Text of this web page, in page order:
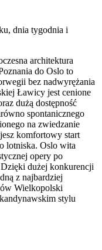
dnia tygodnia i
architektura
do Oslo to
bez nadwyrężania
Ławicy jest cenione
dużą dostępność
spontanicznego
na zwiedzanie
komfortowy start
lotniska. Oslo wita
opery po
dużej konkurencji
z najbardziej
Wielkopolski
stylu